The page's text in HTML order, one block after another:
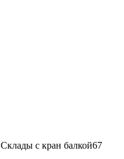
Склады с кран балкой67